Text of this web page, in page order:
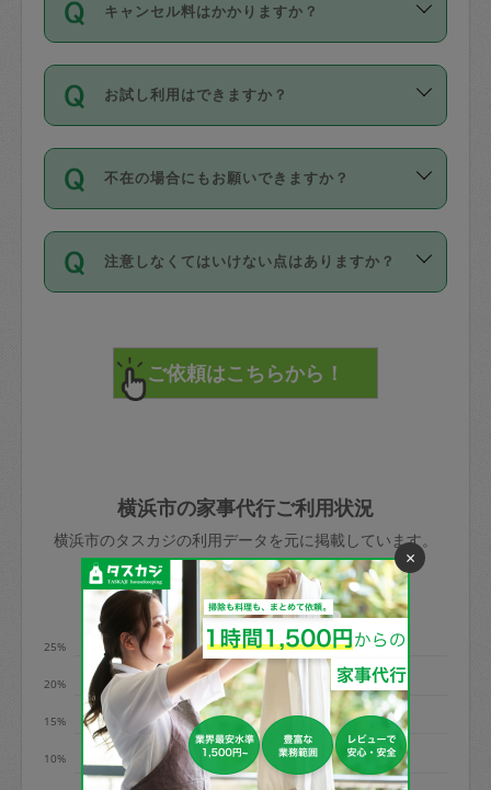
日本語も話せる方など様々です。
ールに記載していますので、各自の得意
を依頼してください。
現場トライアルを受け、合格したタスカ
ジさんが活動されています。
※テストセンターの講評は１件目のレビュ
参考
【詳細】タスカジさんの登録に際
です。作業中に物を壊したり、人にけが
をさせたりした場合が対象で、補償金額
す。
写真を撮り、
詳細FAQ：
損害賠償保険について教えて
以降）の日時から受付可能となっていま
す。
タスカジさんへ「募集」をかけることが
可能です。
キャンセル料はかかりますか？
キャンセル料には、以下の2種類がありま
す。
1. 直前キャンセル（定期、スポット契約
共通）
72時間を超える※と、以下のキャンセル
料が発生します。
直前キャンセル料：
72時間前〜24時間前＝依頼料金の50%
依頼者不在による当日キャンセル＝依頼
金額の100%＋交通費全額
※例：依頼日時／土曜日午前9時開始の場
合、水曜日午前9時以降はキャンセル料が
発生
水曜日9時〜金曜日9時まで＝依頼料金の
50%
金曜日9時～土曜日8時まで＝依頼金額の
100%
土曜日8時〜実施時間＝依頼金額の100%
お試し利用はできますか？
「お試し利用」というメニューはありま
せんが、「一回のみ」依頼を活用するこ
とによって、気に入ったタスカジさんを
まず、条件の合う気になるタスカジさ
みてください。
その後、一番気に入ったタスカジさんに
不在の場合にもお願いできますか？
不在の場合の作業はタスカジさんの同意
が必要です。数回の依頼ののち、タスカ
ジさんと依頼者の間で十分な信頼関係が
てください。
不在時に部屋に入るためにタスカジさん
きた場合は損害保険の対象外となるので
ご注意ください。
注意しなくてはいけない点はありますか？
で、必ず鍵のかかるロッカーや金庫に入
れて依頼者の責任の元管理するよう心掛
けてください。
玉、など
あわせてこちらも参照ください：初めて
利用します。注意しなくてはいけない点
はありますか？
横浜市の家事代行ご利用状況
横浜市のタスカジの利用データを元に掲載しています。
利用の多い曜日は？
10%
15%
20%
25%
×